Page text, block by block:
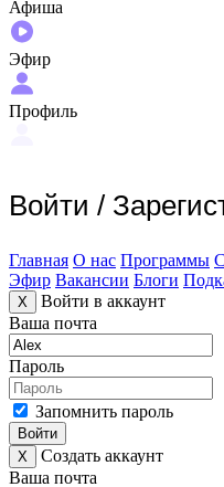
Афиша
Эфир
Профиль
Войти /
Главная О нас Программы
Эфир Вакансии Блоги
X
Войти в аккаунт
Ваша почта
Пароль
Запомнить пароль
Войти
X
Создать аккаунт
Ваша почта